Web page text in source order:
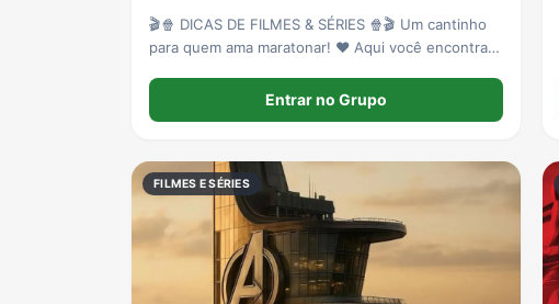
🎬🍿 DICAS DE FILMES & SÉRIES 🍿🎬 Um cantinho
para quem ama maratonar! ❤️ Aqui você encontra
os gostos: romance, comédia, ação, suspense,
drama e muito mais.
Entrar no Grupo
FILMES E SÉRIES